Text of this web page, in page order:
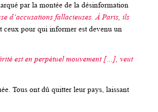
par la montée de la désinformation
d’accusations fallacieuses. À Paris, ils
ceux pour qui informer est devenu un
est en perpétuel mouvement […], veut
Tous ont dû quitter leur pays, laissant